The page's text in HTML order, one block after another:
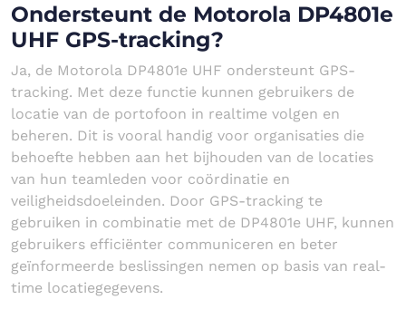
Ondersteunt de Motorola DP4801e
UHF GPS-tracking?
Ja, de Motorola DP4801e UHF ondersteunt GPS-
tracking. Met deze functie kunnen gebruikers de
locatie van de portofoon in realtime volgen en
beheren. Dit is vooral handig voor organisaties die
behoefte hebben aan het bijhouden van de locaties
van hun teamleden voor coördinatie en
veiligheidsdoeleinden. Door GPS-tracking te
gebruiken in combinatie met de DP4801e UHF, kunnen
gebruikers efficiënter communiceren en beter
geïnformeerde beslissingen nemen op basis van real-
time locatiegegevens.